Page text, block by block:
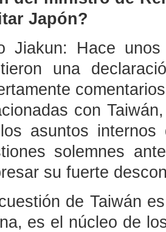
Japón?
Jiakun: Hace
una
con
asuntos internos
solemnes
su fuerte
de Taiwán
es el núcleo de